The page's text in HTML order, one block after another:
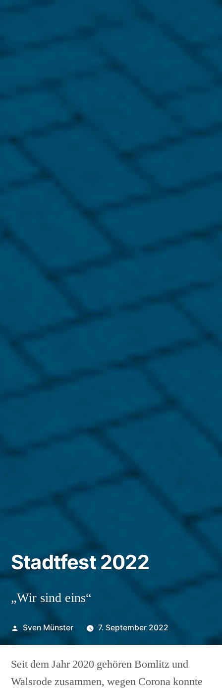
Stadtfest 2022
„Wir sind eins“
Veröffentlicht
von
Sven Münster 7. September 2022
Seit dem Jahr 2020 gehören Bomlitz und
Walsrode zusammen, wegen Corona konnte